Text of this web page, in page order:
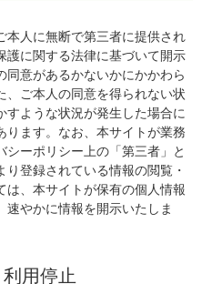
本人に無断で第三者に提供され
護に関する法律に基づいて開示
意があるかないかにかかわら
、ご本人の同意を得られない状
すような状況が発生した場合に
ります。なお、本サイトが業務
ーポリシー上の「第三者」と
登録されている情報の閲覧・
は、本サイトが保有の個人情報
速やかに情報を開示いたしま
用停止